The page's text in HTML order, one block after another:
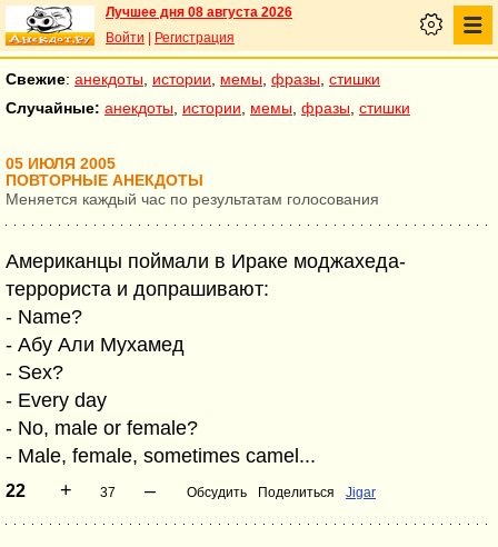
Лучшее дня 08 августа 2026
Войти
Регистрация
Свежие: анекдоты истории мемы фразы стишки
Случайные: анекдоты истории мемы фразы стишки
05 ИЮЛЯ 2005
ПОВТОРНЫЕ АНЕКДОТЫ
Меняется каждый час по результатам голосования
Американцы поймали в Ираке моджахеда-
террориста и допрашивают:
- Name?
- Абу Али Мухамед
- Sex?
- Every day
- No, male or female?
- Male, female, sometimes camel...
22 + 37 – Обсудить Поделиться Jigar